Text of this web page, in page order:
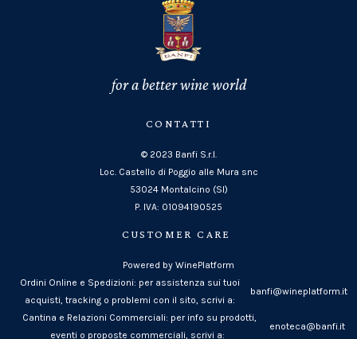
for a better wine world
CONTATTI
© 2023 Banfi S.r.l.
Loc. Castello di Poggio alle Mura snc
53024 Montalcino (SI)
P. IVA: 01094190525
CUSTOMER CARE
Powered by WinePlatform
Ordini Online e Spedizioni: per assistenza sui tuoi
acquisti, tracking o problemi con il sito, scrivi a:
banfi@wineplatform.it
Cantina e Relazioni Commerciali: per info su prodotti,
eventi o proposte commerciali, scrivi a:
enoteca@banfi.it